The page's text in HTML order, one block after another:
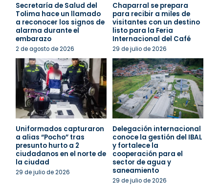
Secretaría de Salud del
Tolima hace un llamado
a reconocer los signos de
alarma durante el
embarazo
2 de agosto de 2026
Chaparral se prepara
para recibir a miles de
visitantes con un destino
listo para la Feria
Internacional del Café
29 de julio de 2026
Uniformados capturaron
a alias “Pocho” tras
presunto hurto a 2
ciudadanos en el norte de
la ciudad
29 de julio de 2026
Delegación internacional
conoce la gestión del IBAL
y fortalece la
cooperación para el
sector de agua y
saneamiento
29 de julio de 2026